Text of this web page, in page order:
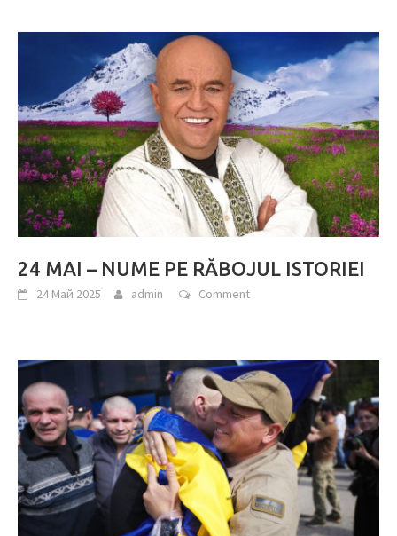
24 MAI – NUME PE RĂBOJUL ISTORIEI
24 Май 2025 admin Comment